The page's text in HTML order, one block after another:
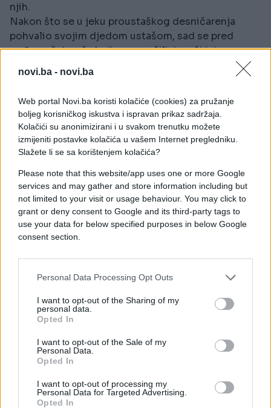
novi.ba - novi.ba
Web portal Novi.ba koristi kolačiće (cookies) za pružanje
boljeg korisničkog iskustva i ispravan prikaz sadržaja.
Kolačići su anonimizirani i u svakom trenutku možete
izmijeniti postavke kolačića u vašem Internet pregledniku.
Slažete li se sa korištenjem kolačića?
Please note that this website/app uses one or more Google
services and may gather and store information including but
not limited to your visit or usage behaviour. You may click to
grant or deny consent to Google and its third-party tags to
use your data for below specified purposes in below Google
consent section.
Personal Data Processing Opt Outs
I want to opt-out of the Sharing of my
personal data.
Opted In
I want to opt-out of the Sale of my
Personal Data.
Opted In
I want to opt-out of processing my
Personal Data for Targeted Advertising.
Opted In
njih.
Nakon što se u jeku proustaškog desničarenja
pohvalio svojim djedom ustašom, sad se pred
vođama šatoraša koji su ga rušili, junači izjavama
poput "Jebe mi se za Dom spremni!".
Uz to je još jednom manifestirao svoju sklonost da
Ovaj put za šaku glasova, druge države proglašava
"šakom jada" i "velikim sranjem".
Pa čak ako je i od Zorana, previše je. Zato, bolje
pogledaj svoj dom, Zorane!"
#facebook
#osuđuje